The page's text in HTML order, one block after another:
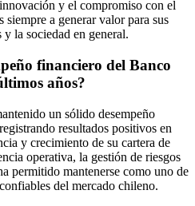
y el compromiso con el
siempre a generar valor para sus
la sociedad en general.
financiero del Banco
años?
un sólido desempeño
resultados positivos en
y crecimiento de su cartera de
operativa, la gestión de riesgos
permitido mantenerse como uno de
del mercado chileno.